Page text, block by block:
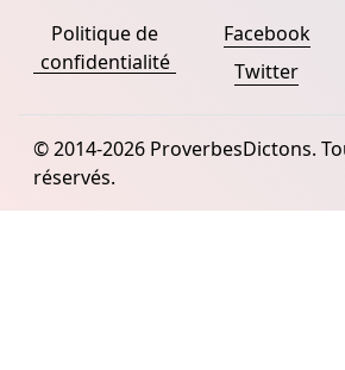
Politique de
confidentialité
Facebook
Twitter
© 2014-2026 ProverbesDictons.
réservés.